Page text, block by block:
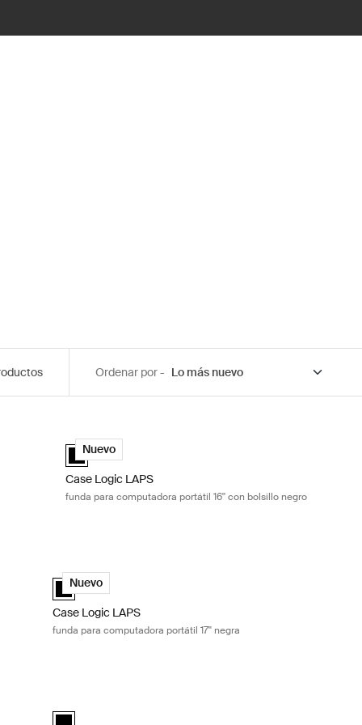
Ordenar por -
negra Black
(selected)
Case Logic LAPS funda para computadora portátil 16''
Nuevo
Case Logic LAPS laptop sleeve 16'' with pocket Negro
Case Logic LAPS
funda para computadora portátil 16'' con bolsillo negro
portátil 13'' negra Black
Case Logic LAPS funda para computadora portátil 17'' negra
Nuevo
Case Logic LAPS laptop sleeve 17'' Negro (selected)
Case Logic LAPS
funda para computadora portátil 17'' negra
black (selected)